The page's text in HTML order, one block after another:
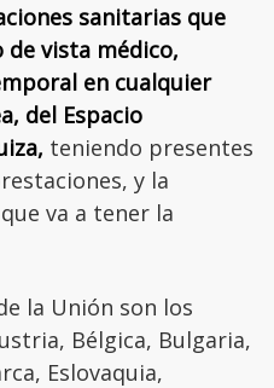
sanitarias que
de vista médico,
en cualquier
del Espacio
teniendo presentes
y la
va a tener la
la Unión son los
Bélgica, Bulgaria,
Eslovaquia,